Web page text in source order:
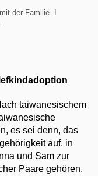
der Familie. I
taiwanesischem
es sei denn, das
auf, in
und Sam zur
Paare gehören,